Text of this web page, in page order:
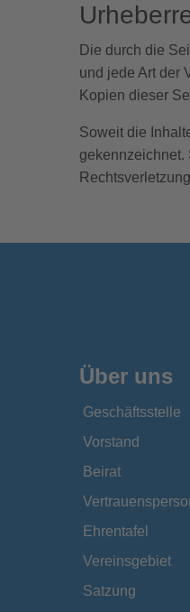
Die durch die
und jede Art der
Kopien dieser
Soweit die
gekennzeichnet.
Über uns
Geschäftsstelle
Vorstand
Beirat
Ehrentafel
Vereinsgebiet
Satzung